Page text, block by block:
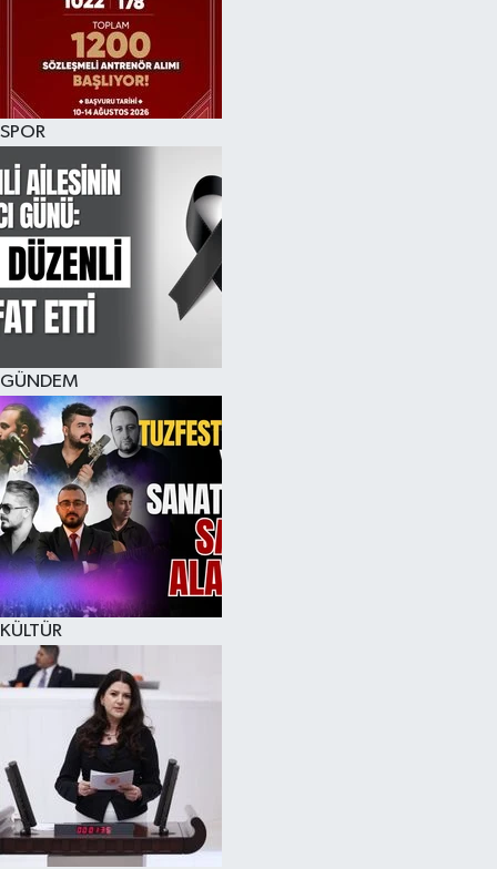
SPOR
GÜNDEM
KÜLTÜR
KÜLTÜR SANAT
MAGAZİN
SAĞLIK
SİYASET
SPOR
TEKNOLOJİ
VİZYONDAKİLER
YAŞAM